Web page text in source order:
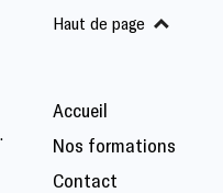
Accueil
Nos formations
Contact
Haut de page